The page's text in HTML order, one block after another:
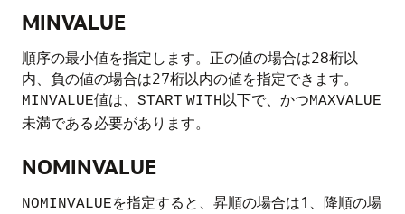
MINVALUE
順序の最小値を指定します。正の値の場合は28桁以
内、負の値の場合は27桁以内の値を指定できます。
MINVALUE値は、 START WITH以下で、かつMAXVALUE
未満である必要があります。
NOMINVALUE
NOMINVALUEを指定すると、昇順の場合は1、降順の場